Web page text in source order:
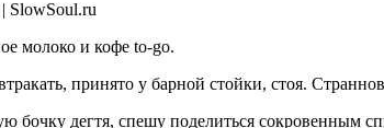
молоко и кофе to-go.
принято у барной стойки, стоя.
бочку дегтя, спешу поделиться сокровенным